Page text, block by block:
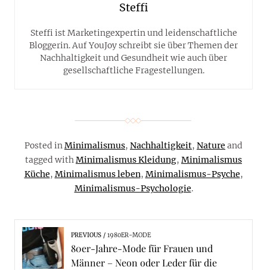
Steffi
Steffi ist Marketingexpertin und leidenschaftliche
Bloggerin. Auf YouJoy schreibt sie über Themen der
Nachhaltigkeit und Gesundheit wie auch über
gesellschaftliche Fragestellungen.
Posted inMinimalismus, Nachhaltigkeit, Nature and
tagged withMinimalismus Kleidung, Minimalismus
Küche, Minimalismus leben, Minimalismus-Psyche,
Minimalismus-Psychologie.
PREVIOUS 1980ER-MODE
80er-Jahre-Mode für Frauen und
Männer – Neon oder Leder für die